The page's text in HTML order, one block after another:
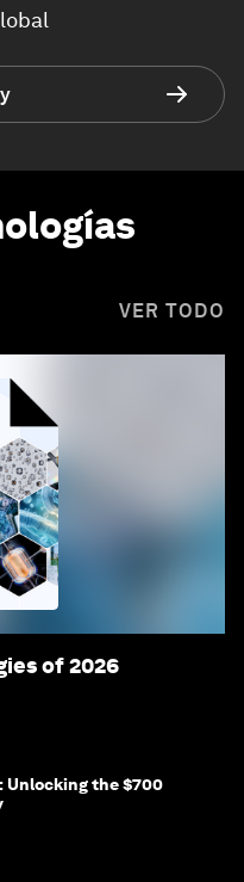
VER TODO
of 2026
Unlocking the $700